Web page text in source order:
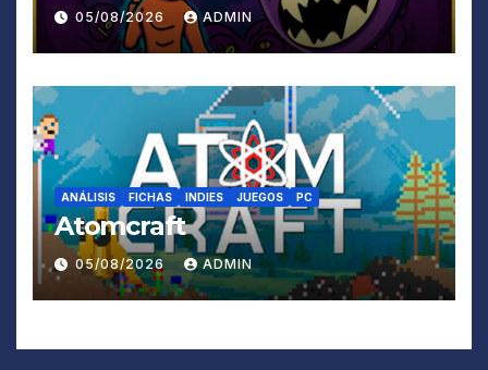
05/08/2026 ADMIN
ANÁLISIS FICHAS INDIES JUEGOS PC
Atomcraft
05/08/2026 ADMIN